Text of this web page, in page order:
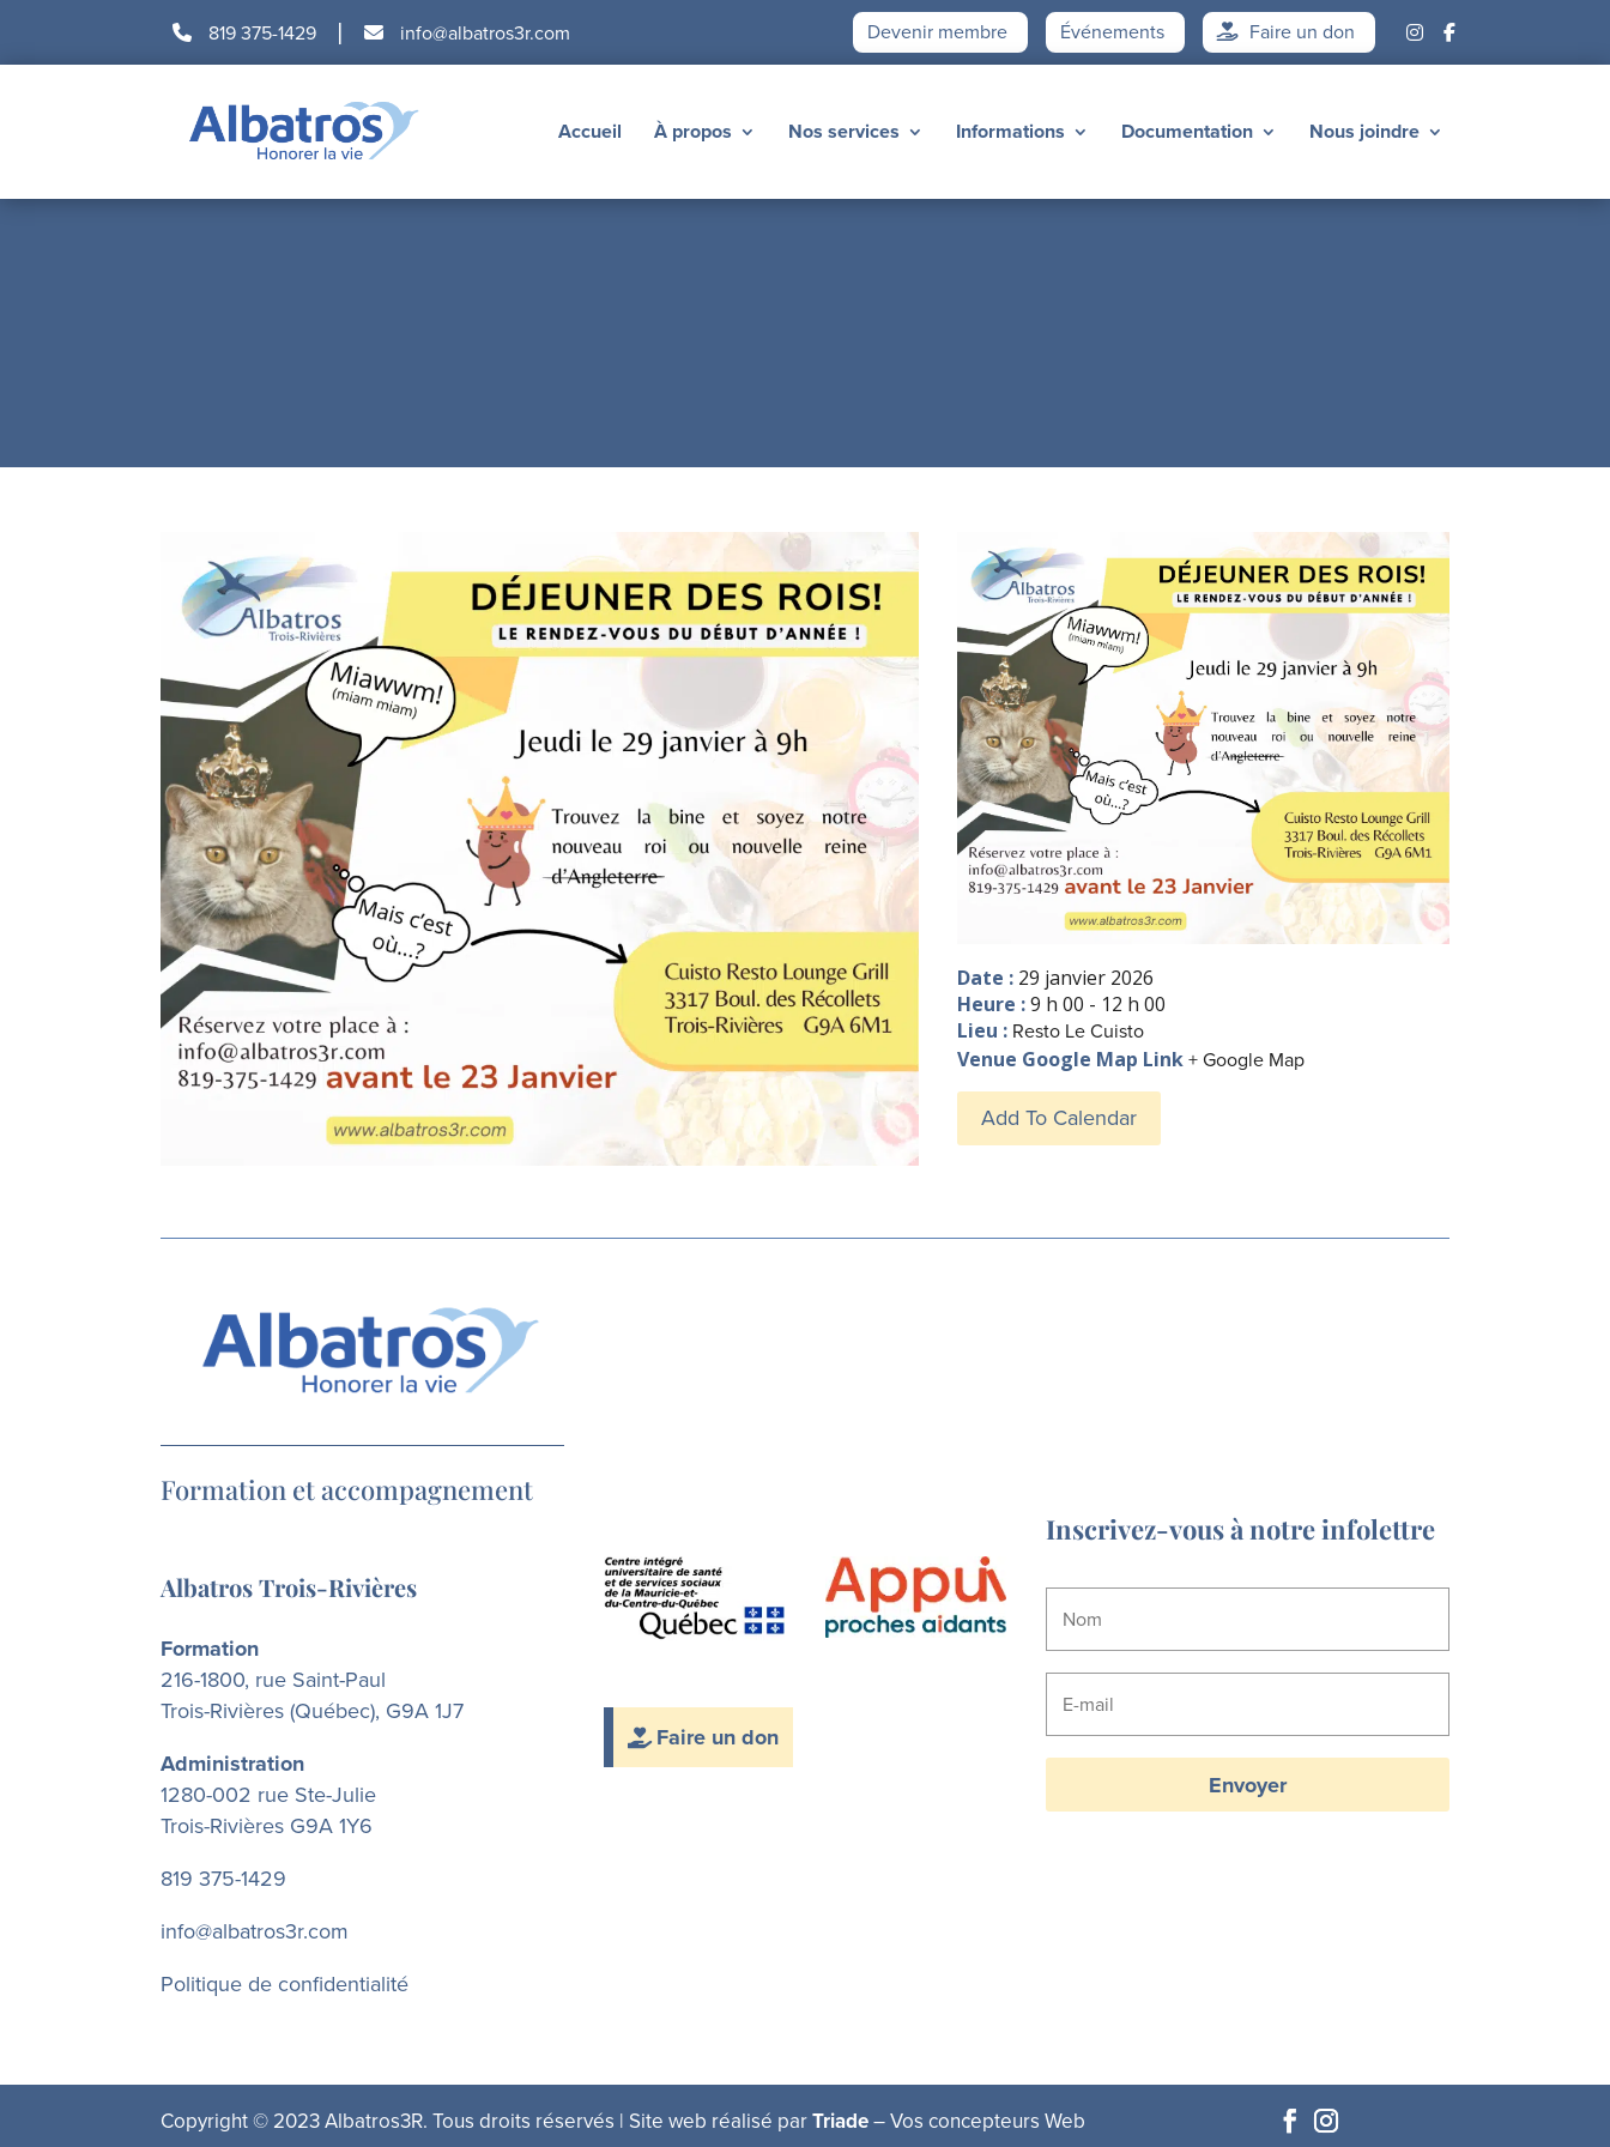
819 375-1429 | info@albatros3r.com Devenir membre Événements Faire un don
Accueil À propos Nos services Informations Documentation Nous joindre
Date : 29 janvier 2026
Heure :9 h 00 - 12 h 00
Lieu : Resto Le Cuisto
Venue Google Map Link+ Google Map
Add To Calendar
Formation et accompagnement
Albatros Trois-Rivières
Formation
216-1800, rue Saint-Paul
Trois-Rivières (Québec), G9A 1J7
Administration
1280-002 rue Ste-Julie
Trois-Rivières G9A 1Y6
819 375-1429
info@albatros3r.com
Politique de confidentialité
Faire un don
Inscrivez-vous à notre infolettre
Envoyer
Copyright © 2023 Albatros3R. Tous droits réservés | Site web réalisé parTriade– Vos concepteurs Web